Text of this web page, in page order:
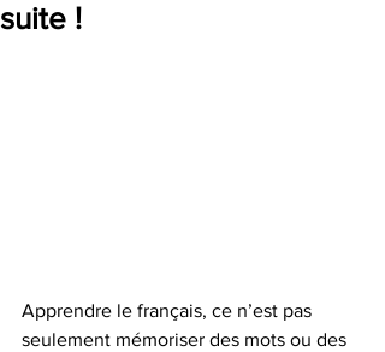
suite !
Apprendre le français, ce n’est pas
seulement mémoriser des mots ou des